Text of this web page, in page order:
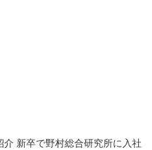
新卒で野村総合研究所に入社